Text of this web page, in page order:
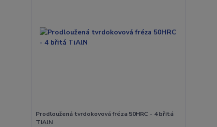
Prodloužená tvrdokovová fréza 50HRC - 4 břitá
TiAlN